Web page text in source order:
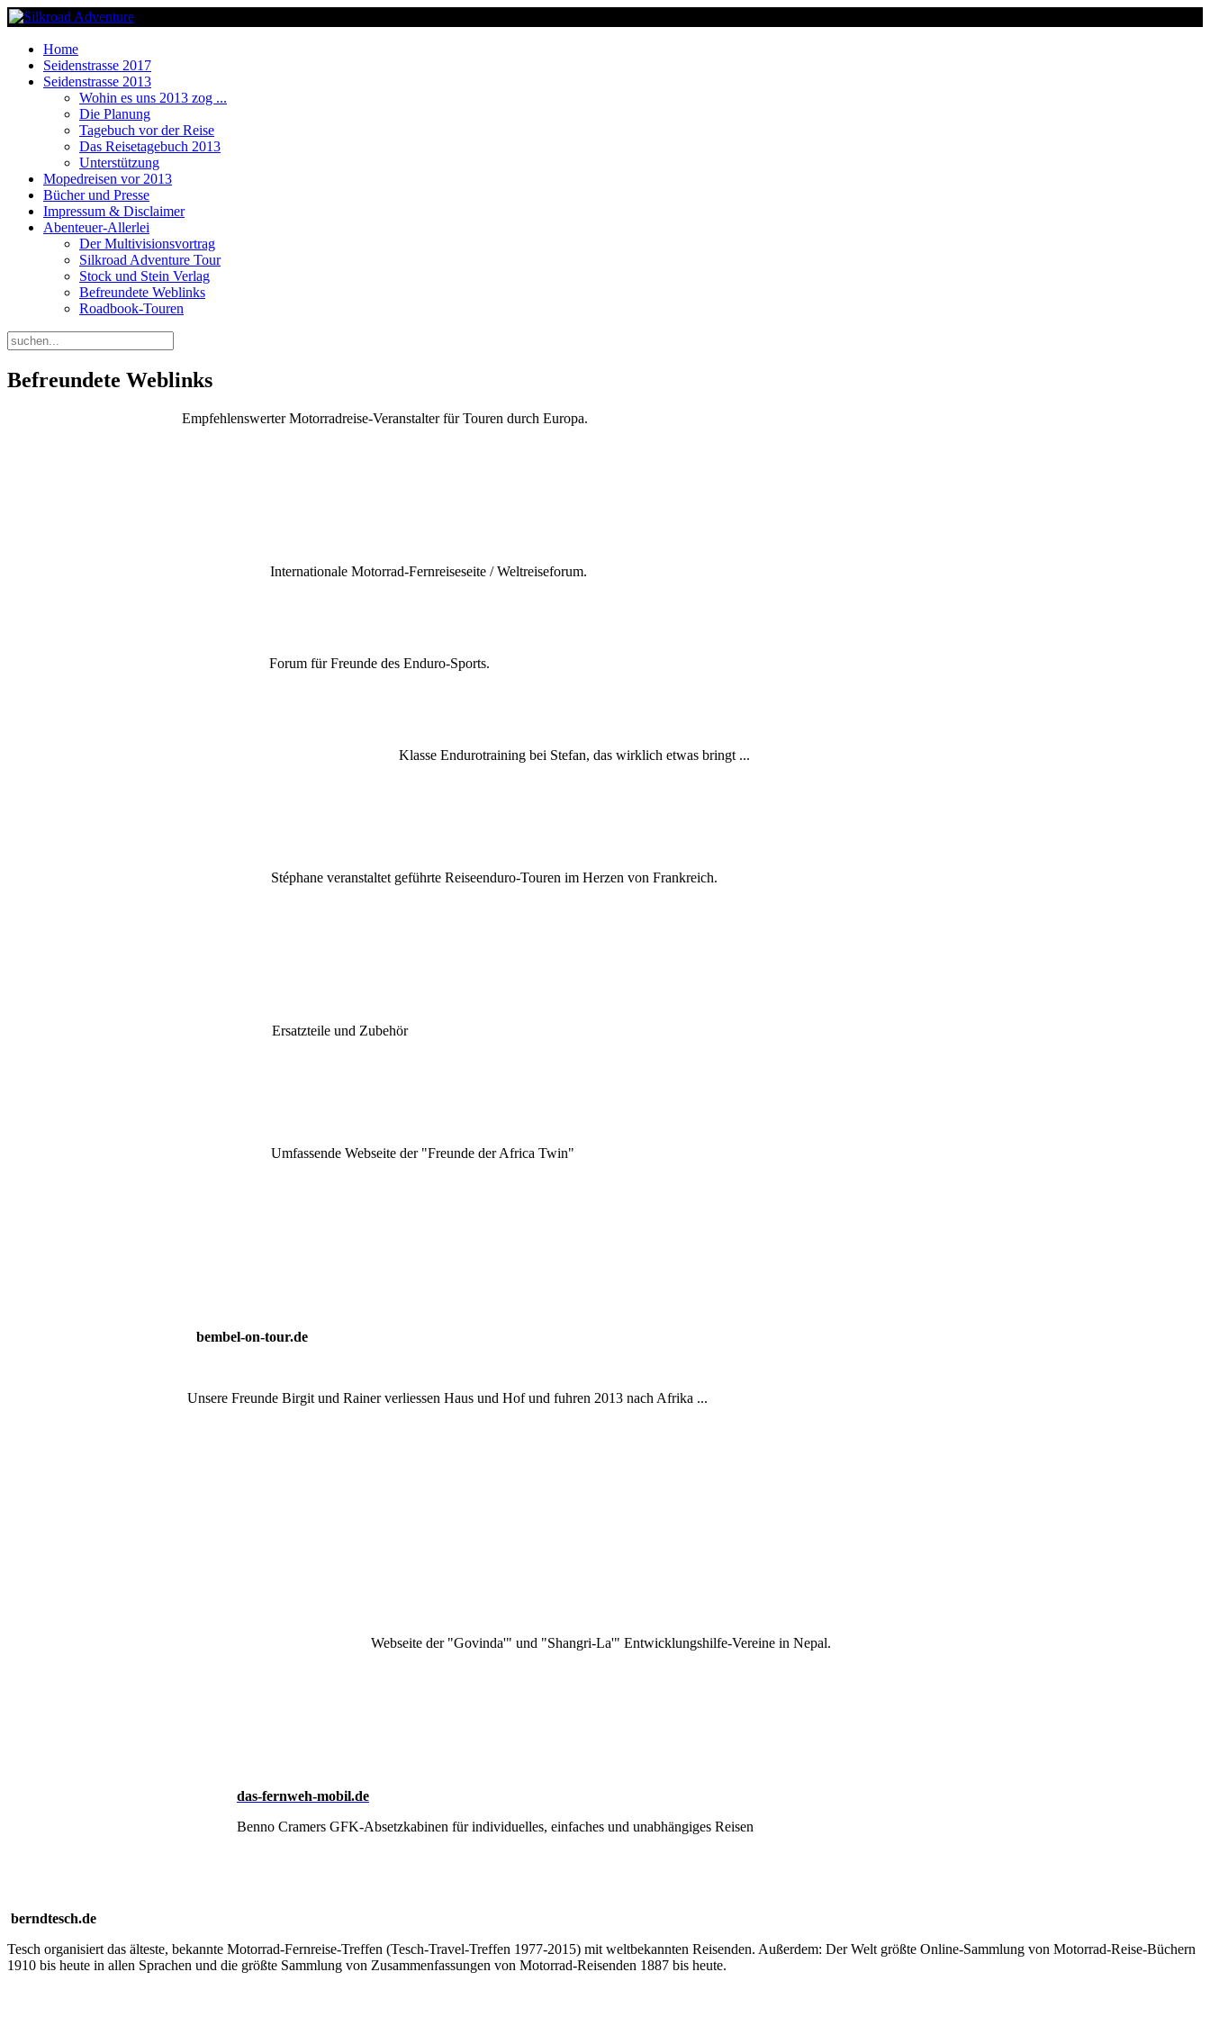
Home
Seidenstrasse 2017
Seidenstrasse 2013
Wohin es uns 2013 zog ...
Die Planung
Tagebuch vor der Reise
Das Reisetagebuch 2013
Unterstützung
Mopedreisen vor 2013
Bücher und Presse
Impressum & Disclaimer
Abenteuer-Allerlei
Der Multivisionsvortrag
Silkroad Adventure Tour
Stock und Stein Verlag
Befreundete Weblinks
Roadbook-Touren
Befreundete Weblinks
Empfehlenswerter Motorradreise-Veranstalter für Touren durch Europa.
Internationale Motorrad-Fernreiseseite / Weltreiseforum.
Forum für Freunde des Enduro-Sports.
Klasse Endurotraining bei Stefan, das wirklich etwas bringt ...
Stéphane veranstaltet geführte Reiseenduro-Touren im Herzen von Frankreich.
Ersatzteile und Zubehör
Umfassende Webseite der "Freunde der Africa Twin"
bembel-on-tour.de
Unsere Freunde Birgit und Rainer verliessen Haus und Hof und fuhren 2013 nach Afrika ...
Webseite der "Govinda'" und "Shangri-La'" Entwicklungshilfe-Vereine in Nepal.
das-fernweh-mobil.de
Benno Cramers GFK-Absetzkabinen für individuelles, einfaches und unabhängiges Reisen
berndtesch.de
Tesch organisiert das älteste, bekannte Motorrad-Fernreise-Treffen (Tesch-Travel-Treffen 1977-2015) mit weltbekannten Reisenden. Außerdem: Der Welt größte Online-Sammlung von Motorrad-Reise-Büchern
1910 bis heute in allen Sprachen und die größte Sammlung von Zusammenfassungen von Motorrad-Reisenden 1887 bis heute.